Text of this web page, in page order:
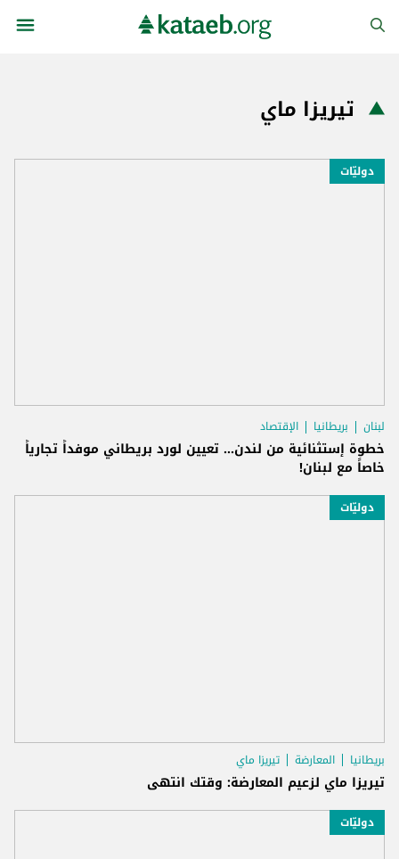
تيريزا ماي
دوليّات
لبنان بريطانيا الإقتصاد
خطوة إستثنائية من لندن... تعيين لورد بريطاني موفداً تجارياً
خاصاً مع لبنان!
دوليّات
بريطانيا المعارضة تيريزا ماي
تيريزا ماي لزعيم المعارضة: وقتك انتهى
دوليّات